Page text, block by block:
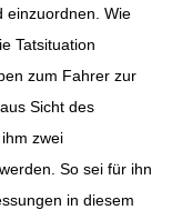
einzuordnen. Wie
Tatsituation
zum Fahrer zur
Sicht des
zwei
So sei für ihn
in diesem